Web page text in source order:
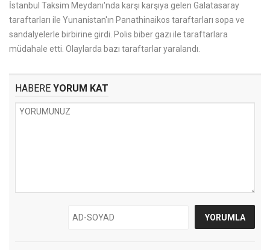
İstanbul Taksim Meydanı'nda karşı karşıya gelen Galatasaray
taraftarları ile Yunanistan'ın Panathinaikos taraftarları sopa ve
sandalyelerle birbirine girdi. Polis biber gazı ile taraftarlara
müdahale etti. Olaylarda bazı taraftarlar yaralandı.
HABERE YORUM KAT